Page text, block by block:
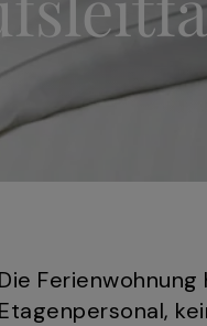
Die
Etagenpersonal,